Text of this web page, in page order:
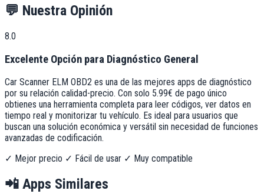
💬 Nuestra Opinión
8.0
Excelente Opción para Diagnóstico General
Car Scanner ELM OBD2 es una de las mejores apps de diagnóstico
por su relación calidad-precio. Con solo 5.99€ de pago único
obtienes una herramienta completa para leer códigos, ver datos en
tiempo real y monitorizar tu vehículo. Es ideal para usuarios que
buscan una solución económica y versátil sin necesidad de funciones
avanzadas de codificación.
✓ Mejor precio ✓ Fácil de usar ✓ Muy compatible
📲 Apps Similares